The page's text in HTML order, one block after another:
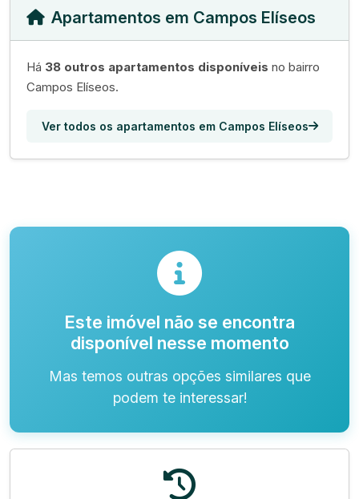
Apartamentos em Campos Elíseos
Há 38 outros apartamentos disponíveis no bairro
Campos Elíseos.
Ver todos os apartamentos em Campos Elíseos
Este imóvel não se encontra
disponível nesse momento
Mas temos outras opções similares que
podem te interessar!